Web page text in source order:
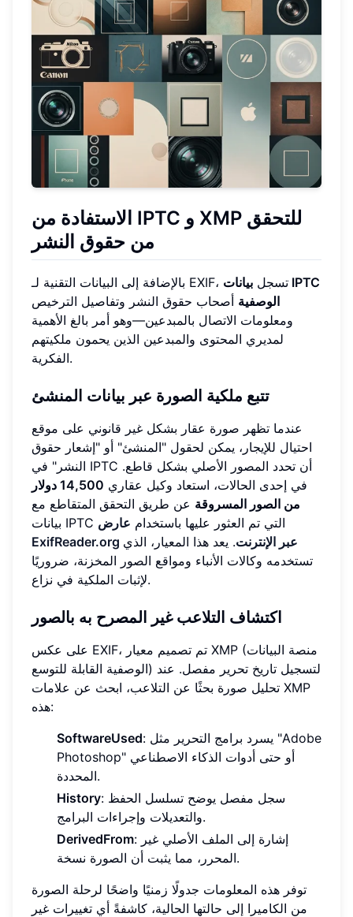
الاستفادة من IPTC و XMP للتحقق
من حقوق النشر
بالإضافة إلى البيانات التقنية لـ EXIF، تسجل بيانات IPTC
الوصفية أصحاب حقوق النشر وتفاصيل الترخيص
ومعلومات الاتصال بالمبدعين—وهو أمر بالغ الأهمية
لمديري المحتوى والمبدعين الذين يحمون ملكيتهم
الفكرية.
تتبع ملكية الصورة عبر بيانات المنشئ
عندما تظهر صورة عقار بشكل غير قانوني على موقع
احتيال للإيجار، يمكن لحقول "المنشئ" أو "إشعار حقوق
النشر" في IPTC أن تحدد المصور الأصلي بشكل قاطع.
في إحدى الحالات، استعاد وكيل عقاري
14,500 دولار
من الصور المسروقة عن طريق التحقق المتقاطع مع
بيانات IPTC التي تم العثور عليها باستخدام عارض
ExifReader.org عبر الإنترنت. يعد هذا المعيار، الذي
تستخدمه وكالات الأنباء ومواقع الصور المخزنة، ضروريًا
لإثبات الملكية في نزاع.
اكتشاف التلاعب غير المصرح به بالصور
على عكس EXIF، تم تصميم معيار XMP (منصة البيانات
الوصفية القابلة للتوسع) لتسجيل تاريخ تحرير مفصل. عند
تحليل صورة بحثًا عن التلاعب، ابحث عن علامات XMP
هذه:
SoftwareUsed: يسرد برامج التحرير مثل "Adobe
Photoshop" أو حتى أدوات الذكاء الاصطناعي
المحددة.
History: سجل مفصل يوضح تسلسل الحفظ
والتعديلات وإجراءات البرامج.
DerivedFrom: إشارة إلى الملف الأصلي غير
المحرر، مما يثبت أن الصورة نسخة.
توفر هذه المعلومات جدولًا زمنيًا واضحًا لرحلة الصورة
من الكاميرا إلى حالتها الحالية، كاشفةً أي تغييرات غير